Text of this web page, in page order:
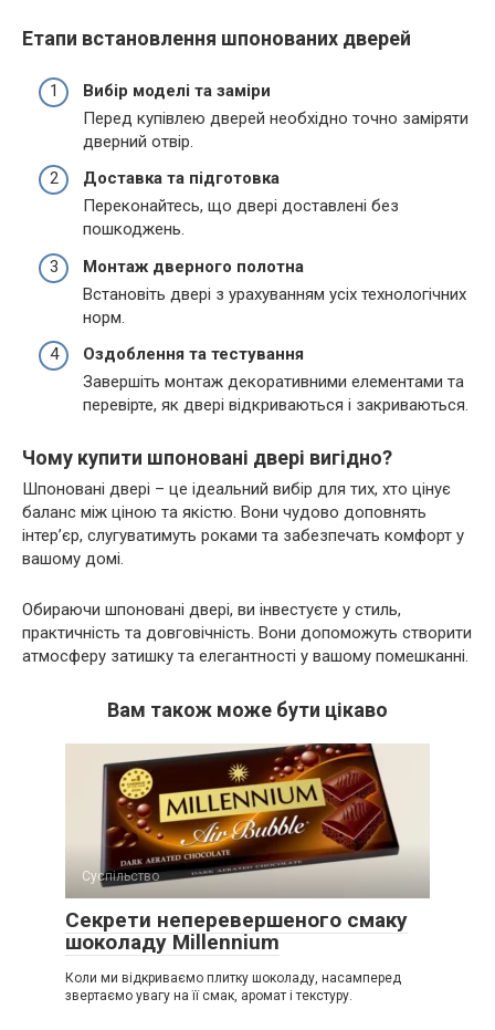
Етапи встановлення шпонованих дверей
Вибір моделі та заміри
Перед купівлею дверей необхідно точно заміряти
дверний отвір.
Доставка та підготовка
Переконайтесь, що двері доставлені без
пошкоджень.
Монтаж дверного полотна
Встановіть двері з урахуванням усіх технологічних
норм.
Оздоблення та тестування
Завершіть монтаж декоративними елементами та
перевірте, як двері відкриваються і закриваються.
Чому купити шпоновані двері вигідно?
Шпоновані двері – це ідеальний вибір для тих, хто цінує
баланс між ціною та якістю. Вони чудово доповнять
інтер’єр, слугуватимуть роками та забезпечать комфорт у
вашому домі.
Обираючи шпоновані двері, ви інвестуєте у стиль,
практичність та довговічність. Вони допоможуть створити
атмосферу затишку та елегантності у вашому помешканні.
Вам також може бути цікаво
Суспільство
Секрети неперевершеного смаку
шоколаду Millennium
Коли ми відкриваємо плитку шоколаду, насамперед
звертаємо увагу на її смак, аромат і текстуру.